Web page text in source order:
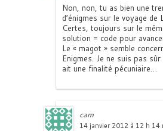
Non, non, tu as bien une
d’énigmes sur le voyage de
Certes, toujours sur le
solution = code pour
Le « magot » semble
Enigmes. Je ne suis pas sûr
ait une finalité pécuniaire…
cam
14 janvier 2012 à 12 h 14